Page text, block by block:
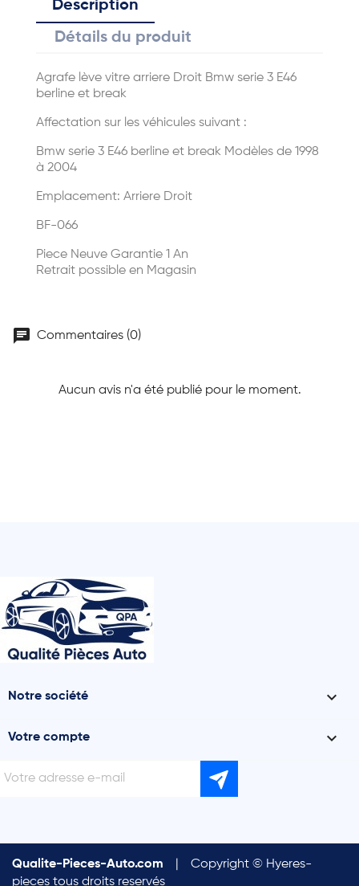
Description
Détails du produit
Agrafe lève vitre arriere Droit Bmw serie 3 E46
berline et break
Affectation sur les véhicules suivant :
Bmw serie 3 E46 berline et break Modèles de 1998
à 2004
Emplacement: Arriere Droit
BF-066
Piece Neuve Garantie 1 An
Retrait possible en Magasin
chat Commentaires (0)
Aucun avis n'a été publié pour le moment.
Notre société 
Votre compte 
Qualite-Pieces-Auto.com
Copyright © Hyeres-
pieces tous droits reservés